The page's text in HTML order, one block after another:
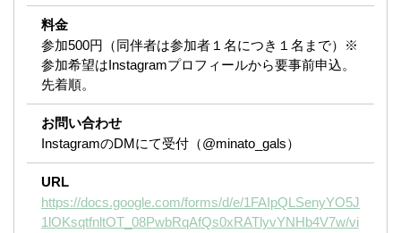
料金
参加500円（同伴者は参加者１名につき１名まで）※
参加希望はInstagramプロフィールから要事前申込。
先着順。
お問い合わせ
InstagramのDMにて受付（@minato_gals）
URL
https://docs.google.com/forms/d/e/1FAIpQLSenyYO5J
1lOKsqtfnltOT_08PwbRqAfQs0xRATlyvYNHb4V7w/vi